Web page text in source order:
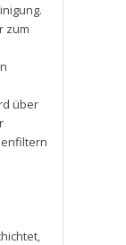
zum
über
,